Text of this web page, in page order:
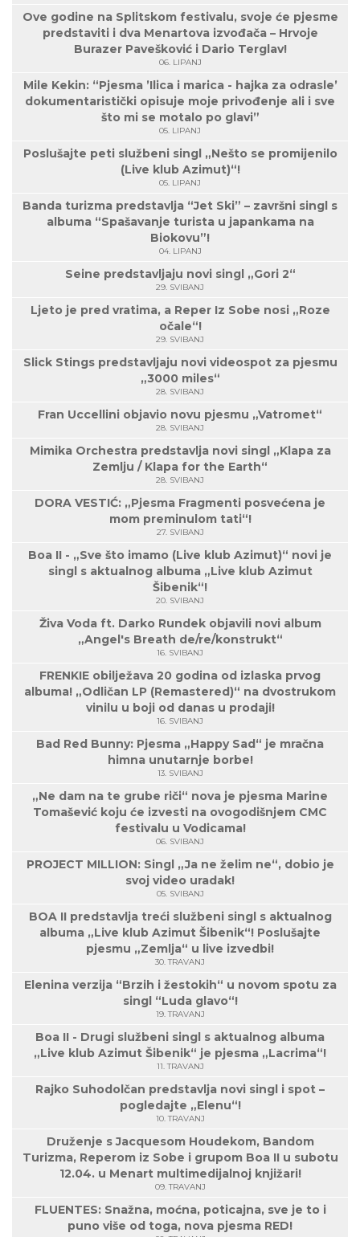
Ove godine na Splitskom festivalu, svoje će pjesme
predstaviti i dva Menartova izvođača – Hrvoje
Burazer Pavešković i Dario Terglav!
06. LIPANJ
Mile Kekin: “Pjesma ’Ilica i marica - hajka za odrasle’
dokumentaristički opisuje moje privođenje ali i sve
što mi se motalo po glavi”
05. LIPANJ
Poslušajte peti službeni singl „Nešto se promijenilo
(Live klub Azimut)“!
05. LIPANJ
Banda turizma predstavlja “Jet Ski” – završni singl s
albuma “Spašavanje turista u japankama na
Biokovu”!
04. LIPANJ
Seine predstavljaju novi singl „Gori 2“
29. SVIBANJ
Ljeto je pred vratima, a Reper Iz Sobe nosi „Roze
očale“!
29. SVIBANJ
Slick Stings predstavljaju novi videospot za pjesmu
„3000 miles“
28. SVIBANJ
Fran Uccellini objavio novu pjesmu „Vatromet“
28. SVIBANJ
Mimika Orchestra predstavlja novi singl „Klapa za
Zemlju / Klapa for the Earth“
28. SVIBANJ
DORA VESTIĆ: „Pjesma Fragmenti posvećena je
mom preminulom tati“!
27. SVIBANJ
Boa II - „Sve što imamo (Live klub Azimut)“ novi je
singl s aktualnog albuma „Live klub Azimut
Šibenik“!
20. SVIBANJ
Živa Voda ft. Darko Rundek objavili novi album
„Angel's Breath de/re/konstrukt“
16. SVIBANJ
FRENKIE obilježava 20 godina od izlaska prvog
albuma! „Odličan LP (Remastered)“ na dvostrukom
vinilu u boji od danas u prodaji!
16. SVIBANJ
Bad Red Bunny: Pjesma „Happy Sad“ je mračna
himna unutarnje borbe!
13. SVIBANJ
„Ne dam na te grube riči“ nova je pjesma Marine
Tomašević koju će izvesti na ovogodišnjem CMC
festivalu u Vodicama!
06. SVIBANJ
PROJECT MILLION: Singl „Ja ne želim ne“, dobio je
svoj video uradak!
05. SVIBANJ
BOA II predstavlja treći službeni singl s aktualnog
albuma „Live klub Azimut Šibenik“! Poslušajte
pjesmu „Zemlja“ u live izvedbi!
30. TRAVANJ
Elenina verzija “Brzih i žestokih“ u novom spotu za
singl “Luda glavo“!
19. TRAVANJ
Boa II - Drugi službeni singl s aktualnog albuma
„Live klub Azimut Šibenik“ je pjesma „Lacrima“!
11. TRAVANJ
Rajko Suhodolčan predstavlja novi singl i spot –
pogledajte „Elenu“!
10. TRAVANJ
Druženje s Jacquesom Houdekom, Bandom
Turizma, Reperom iz Sobe i grupom Boa II u subotu
12.04. u Menart multimedijalnoj knjižari!
09. TRAVANJ
FLUENTES: Snažna, moćna, poticajna, sve je to i
puno više od toga, nova pjesma RED!